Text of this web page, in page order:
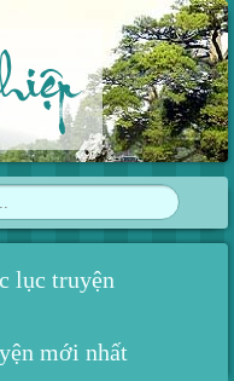
lục truyện
mới nhất